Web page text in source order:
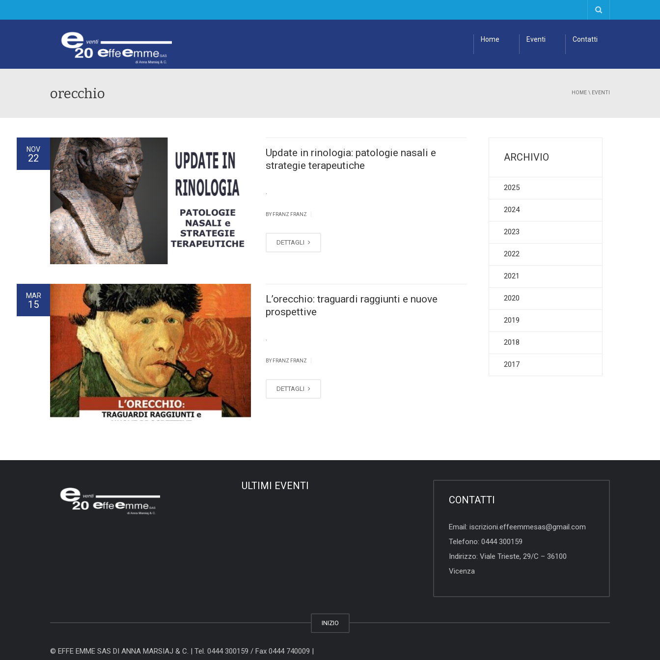
Home Eventi Contatti
orecchio HOME \ EVENTI
NOV
22
Update in rinologia: patologie nasali e
strategie terapeutiche
.
BY FRANZ FRANZ
DETTAGLI
MAR
15
L’orecchio: traguardi raggiunti e nuove
prospettive
.
BY FRANZ FRANZ
DETTAGLI
ARCHIVIO
2025
2024
2023
2022
2021
2020
2019
2018
2017
ULTIMI EVENTI
CONTATTI
Email: iscrizioni.effeemmesas@gmail.com
Telefono: 0444 300159
Indirizzo: Viale Trieste, 29/C – 36100
Vicenza
INIZIO
© EFFE EMME SAS DI ANNA MARSIAJ & C. | Tel. 0444 300159 / Fax 0444 740009 |